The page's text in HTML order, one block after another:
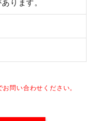
ります。
問い合わせください。